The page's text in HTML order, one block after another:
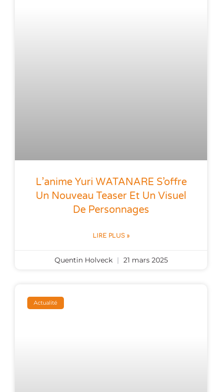
L’anime Yuri WATANARE S’offre
Un Nouveau Teaser Et Un Visuel
De Personnages
LIRE PLUS »
Quentin Holveck 21 mars 2025
Actualité